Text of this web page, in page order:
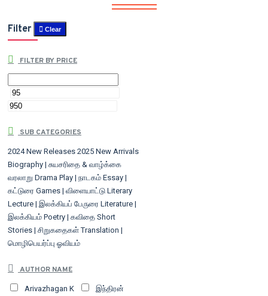
Filter Clear
FILTER BY PRICE
SUB CATEGORIES
2024 New Releases 2025 New Arrivals
Biography | சுயசரிதை & வாழ்க்கை
வரலாறு Drama Play | நாடகம் Essay |
கட்டுரை Games | விளையாட்டு Literary
Lecture | இலக்கியப் பேருரை Literature |
இலக்கியம் Poetry | கவிதை Short
Stories | சிறுகதைகள் Translation |
மொழிபெயர்ப்பு ஓவியம்
AUTHOR NAME
Arivazhagan K இந்திரன்